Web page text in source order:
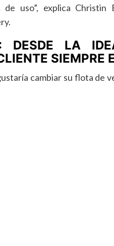
uso”, explica Christin
DESDE LA
SIEMPRE
cambiar su flota de